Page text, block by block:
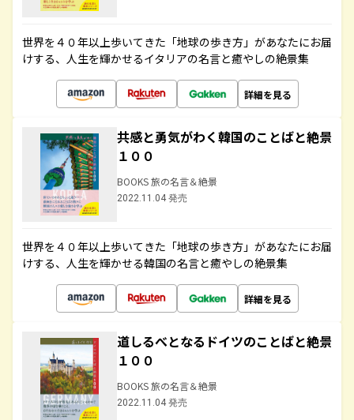
世界を４０年以上歩いてきた「地球の歩き方」があなたにお届
けする、人生を輝かせるイタリアの名言と癒やしの絶景集
詳細を見る
共感と勇気がわく韓国のことばと絶景
１００
BOOKS 旅の名言＆絶景
2022.11.04 発売
世界を４０年以上歩いてきた「地球の歩き方」があなたにお届
けする、人生を輝かせる韓国の名言と癒やしの絶景集
詳細を見る
道しるべとなるドイツのことばと絶景
１００
BOOKS 旅の名言＆絶景
2022.11.04 発売